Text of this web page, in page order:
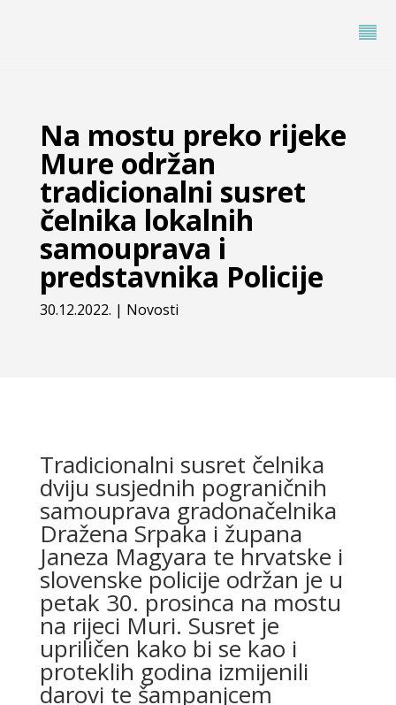
Na mostu preko rijeke
Mure održan
tradicionalni susret
čelnika lokalnih
samouprava i
predstavnika Policije
30.12.2022. | Novosti
Tradicionalni susret čelnika
dviju susjednih pograničnih
samouprava gradonačelnika
Dražena Srpaka i župana
Janeza Magyara te hrvatske i
slovenske policije održan je u
petak 30. prosinca na mostu
na rijeci Muri. Susret je
upriličen kako bi se kao i
proteklih godina izmijenili
darovi te šampanjcem